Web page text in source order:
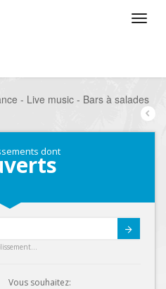
- Live music - Bars à salades
dont
Vous souhaitez: